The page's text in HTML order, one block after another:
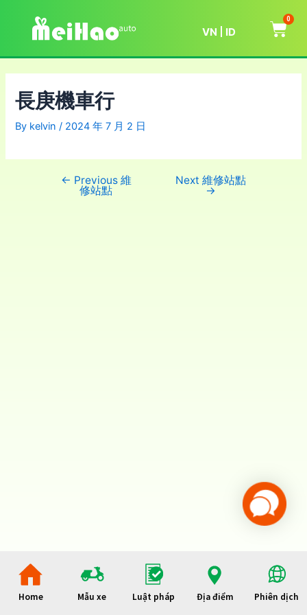
VN ID
0
長庚機車行
By kelvin/ 2024 年 7 月 2 日
← Previous 維
修站點
Next 維修站點
→
Home Mẫu xe Luật pháp Địa điểm Phiên dịch